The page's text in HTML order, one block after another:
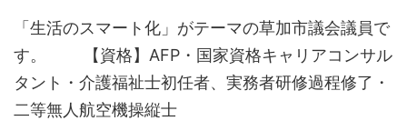
「生活のスマート化」がテーマの草加市議会議員で
す。 【資格】AFP・国家資格キャリアコンサル
タント・介護福祉士初任者、実務者研修過程修了・
二等無人航空機操縦士